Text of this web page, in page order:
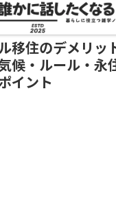
移住のデメリッ
候・ルール・
イント